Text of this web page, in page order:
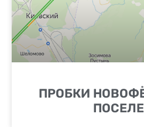
ПРОБКИ